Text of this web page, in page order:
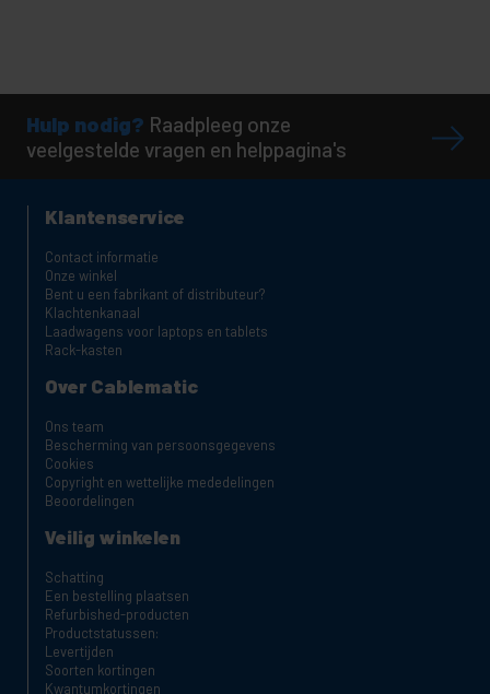
Hulp nodig? Raadpleeg onze
veelgestelde vragen en helppagina's
Klantenservice
Contact informatie
Onze winkel
Bent u een fabrikant of distributeur?
Klachtenkanaal
Laadwagens voor laptops en tablets
Rack-kasten
Over Cablematic
Ons team
Bescherming van persoonsgegevens
Cookies
Copyright en wettelijke mededelingen
Beoordelingen
Veilig winkelen
Schatting
Een bestelling plaatsen
Refurbished-producten
Productstatussen:
Levertijden
Soorten kortingen
Kwantumkortingen